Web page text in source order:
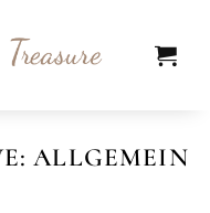
ALLGEMEIN